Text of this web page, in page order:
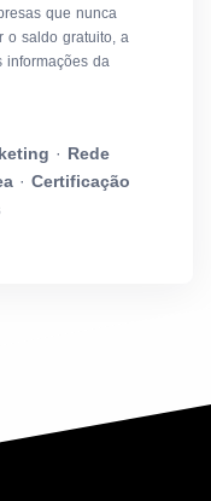
que nunca
o saldo gratuito, a
informações da
· Rede
· Certificação